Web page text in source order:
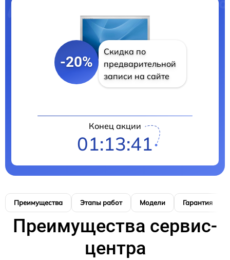
-20%
Скидка по
предварительной
записи на сайте
Конец акции
01:13:40
Преимущества Этапы работ Модели Гарантия
Преимущества сервис-
центра